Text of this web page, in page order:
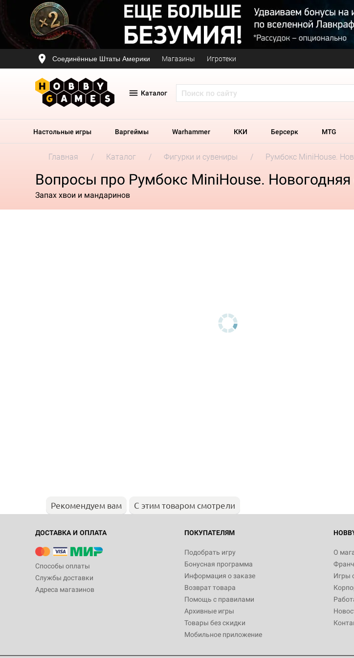
Соединённые Штаты Америки Магазины Игротеки
Каталог
Настольные игры Варгеймы Warhammer ККИ Берсерк MTG
Главная Каталог Фигурки и сувениры Румбокс MiniHouse.
Вопросы про Румбокс MiniHouse. Новогодняя
Запах хвои и мандаринов
Рекомендуем вам С этим товаром смотрели
ДОСТАВКА И ОПЛАТА
Способы оплаты
Службы доставки
Адреса магазинов
ПОКУПАТЕЛЯМ
Подобрать игру
Бонусная программа
Информация о заказе
Возврат товара
Помощь с правилами
Архивные игры
Товары без скидки
Мобильное приложение
О
Игры